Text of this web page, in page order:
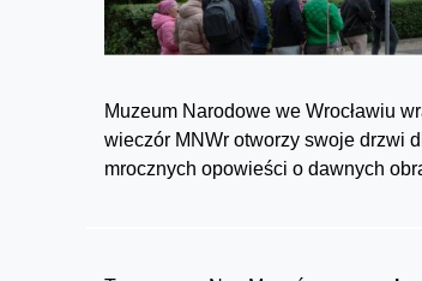
Muzeum Narodowe we Wrocławiu
wieczór MNWr otworzy swoje drzwi
mrocznych opowieści o dawnych